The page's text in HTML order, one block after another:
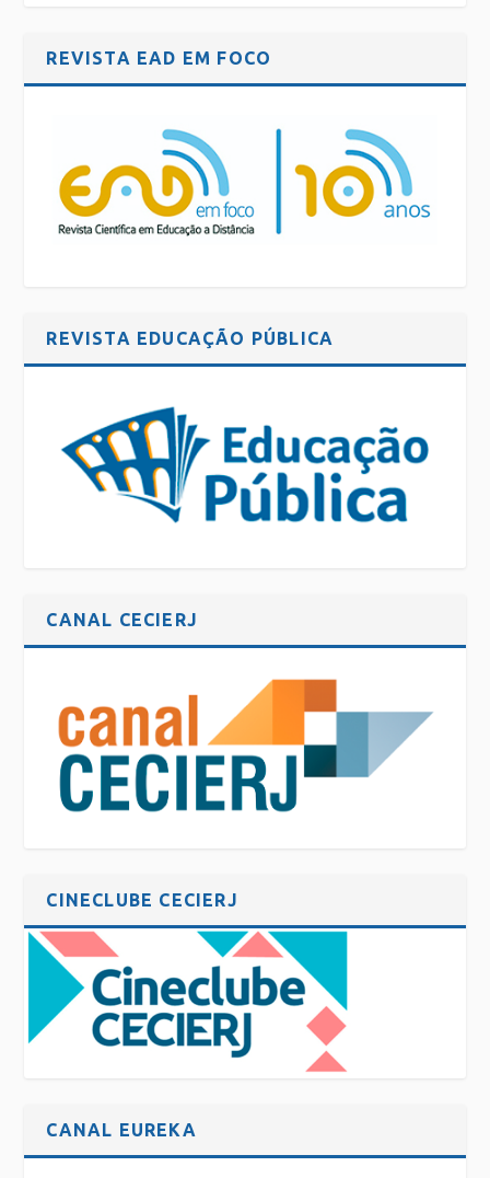
REVISTA EAD EM FOCO
REVISTA EDUCAÇÃO PÚBLICA
CANAL CECIERJ
CINECLUBE CECIERJ
CANAL EUREKA